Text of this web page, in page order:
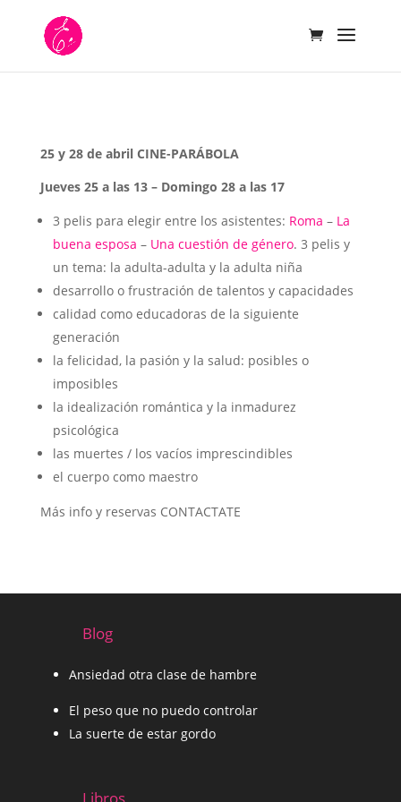
25 y 28 de abril CINE-PARÁBOLA
Jueves 25 a las 13 – Domingo 28 a las 17
3 pelis para elegir entre los asistentes: Roma – La
buena esposa – Una cuestión de género. 3 pelis y
un tema: la adulta-adulta y la adulta niña
desarrollo o frustración de talentos y capacidades
calidad como educadoras de la siguiente
generación
la felicidad, la pasión y la salud: posibles o
imposibles
la idealización romántica y la inmadurez
psicológica
las muertes / los vacíos imprescindibles
el cuerpo como maestro
Más info y reservas CONTACTATE
Blog
Ansiedad otra clase de hambre
El peso que no puedo controlar
La suerte de estar gordo